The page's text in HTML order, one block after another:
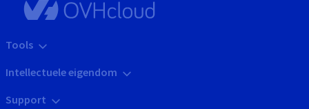
Tools
Intellectuele eigendom
Support